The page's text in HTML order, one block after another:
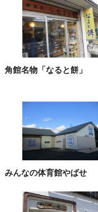
角館名物「なると餅」
みんなの体育館やばせ